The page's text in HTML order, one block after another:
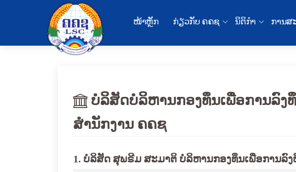
ໜ້າຫຼັກ ກ່ຽວກັບ ຄຄຊ ນິຕິກໍາ ການສ
ບໍລິສັດບໍລິຫານກອງທຶນເພື່ອການລົງ
ສໍານັກງານ ຄຄຊ
1. ບໍລິສັດ ສຸພຣີມ ສະມາຕິ ບໍລິຫານກອງທຶນເພື່ອການລົງ